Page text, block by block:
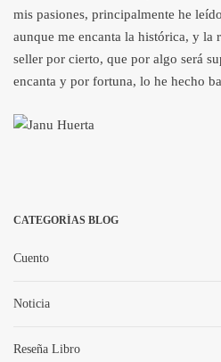
mis pasiones, principalmente he
aunque me encanta la histórica, y la
seller por cierto, que por algo será
encanta y por fortuna, lo he hecho
CATEGORÍAS BLOG
Cuento
Noticia
Reseña Libro